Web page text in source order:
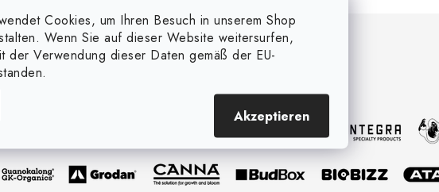
Cookies, um Ihren Besuch in unserem Shop
Wenn Sie auf dieser Website weitersurfen,
der Verwendung dieser Daten gemäß der EU-
Akzeptieren
die wir verkaufen (und mehr...)